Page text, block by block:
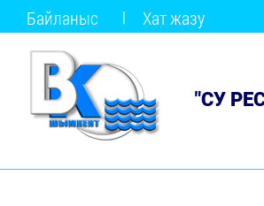
Байланыс Хат жазу
"СУ